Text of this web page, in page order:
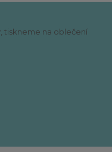
tiskneme na oblečení